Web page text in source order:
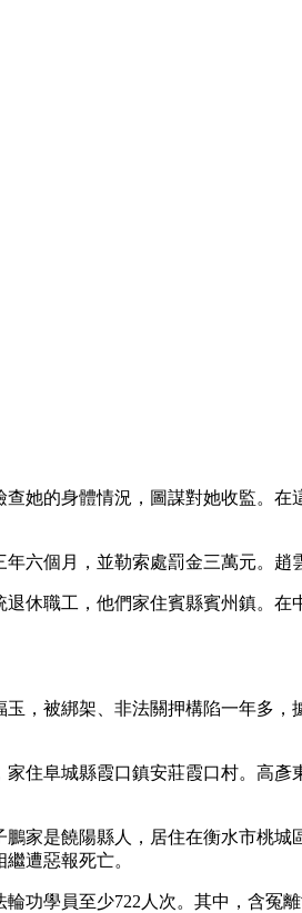
她的身體情況，圖謀對她收監。
六個月，並勒索處罰金三萬元。趙
休職工，他們家住賓縣賓州鎮。
，被綁架、非法關押構陷一年多
住阜城縣霞口鎮安莊霞口村。高
家是饒陽縣人，居住在衡水市桃
遭惡報死亡。
功學員至少722人次。其中，含冤